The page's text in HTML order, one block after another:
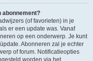
abonnement?
(of favorieten) in je
er een update was. Vanaf
op een onderwerp. Je kunt
Abonneren zal je echter
of forum. Notificatieopties
worden via het